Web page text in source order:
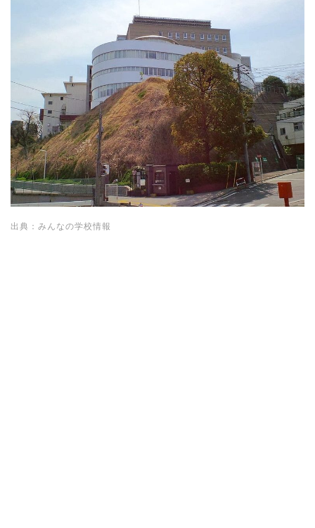
出典：みんなの学校情報